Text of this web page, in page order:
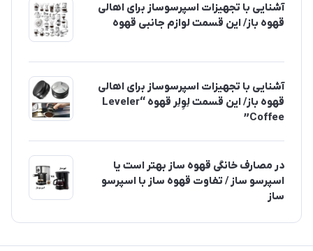
آشنایی با تجهیزات اسپرسوساز برای اهالی
قهوه باز/ این قسمت لوازم جانبی قهوه
آشنایی با تجهیزات اسپرسوساز برای اهالی
قهوه باز/ این قسمت لِوِلِر قهوه “Leveler
Coffee”
در مصارف خانگی قهوه ساز بهتر است یا
اسپرسو ساز / تفاوت قهوه ساز با اسپرسو
ساز